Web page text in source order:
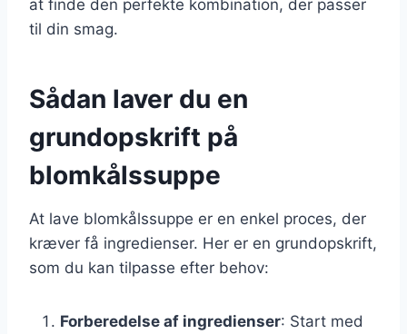
at finde den perfekte kombination, der passer
til din smag.
Sådan laver du en
grundopskrift på
blomkålssuppe
At lave blomkålssuppe er en enkel proces, der
kræver få ingredienser. Her er en grundopskrift,
som du kan tilpasse efter behov:
Forberedelse af ingredienser: Start med